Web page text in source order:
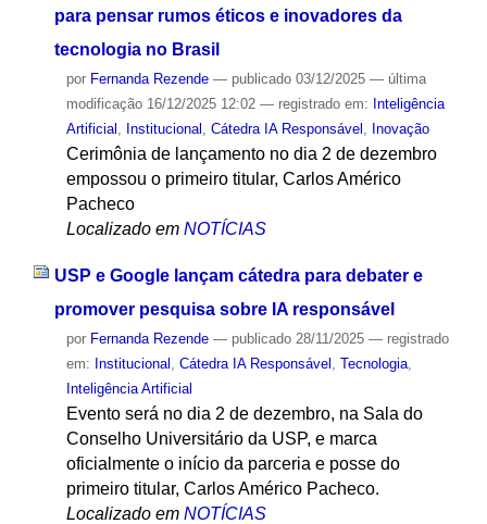
para pensar rumos éticos e inovadores da
tecnologia no Brasil
por Fernanda Rezende — publicado03/12/2025 — última
modificação16/12/2025 12:02 — registrado em: Inteligência
Artificial
Institucional Cátedra IA Responsável Inovação
Cerimônia de lançamento no dia 2 de dezembro
empossou o primeiro titular, Carlos Américo
Pacheco
Localizado em NOTÍCIAS
USP e Google lançam cátedra para debater e
promover pesquisa sobre IA responsável
por Fernanda Rezende — publicado28/11/2025 — registrado
em: Institucional Cátedra IA Responsável Tecnologia,
Inteligência Artificial
Evento será no dia 2 de dezembro, na Sala do
Conselho Universitário da USP, e marca
oficialmente o início da parceria e posse do
primeiro titular, Carlos Américo Pacheco.
Localizado em NOTÍCIAS